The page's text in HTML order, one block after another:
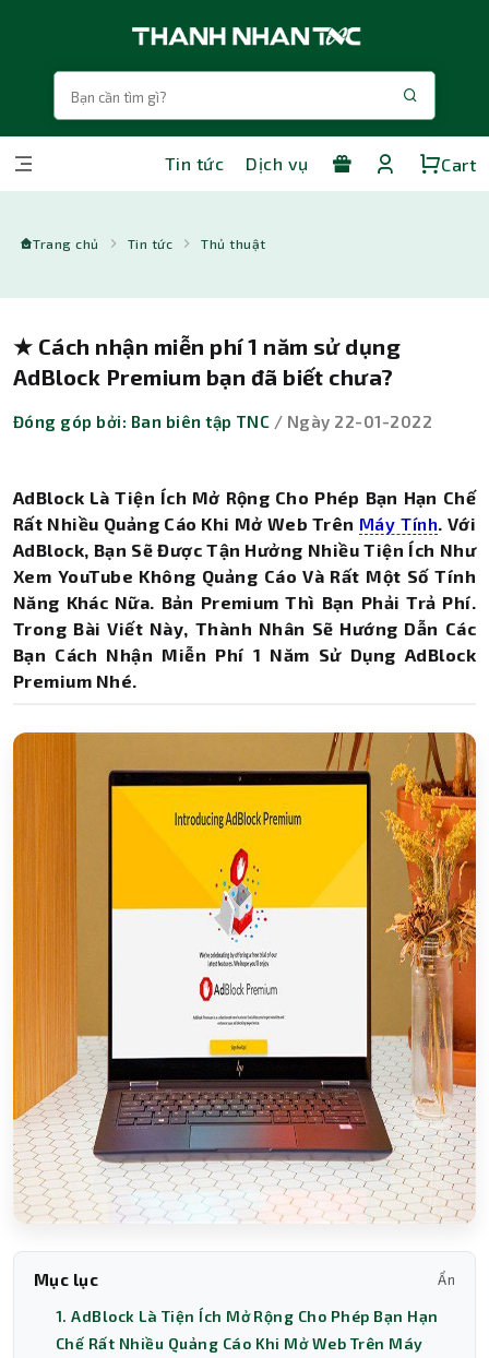
Tin tức Dịch vụ Cart
Trang chủ Tin tức Thủ thuật
★ Cách nhận miễn phí 1 năm sử dụng
AdBlock Premium bạn đã biết chưa?
Đóng góp bởi: Ban biên tập TNC / Ngày 22-01-2022
AdBlock Là Tiện Ích Mở Rộng Cho Phép Bạn Hạn Chế
Rất Nhiều Quảng Cáo Khi Mở Web Trên Máy Tính. Với
AdBlock, Bạn Sẽ Được Tận Hưởng Nhiều Tiện Ích Như
Xem YouTube Không Quảng Cáo Và Rất Một Số Tính
Năng Khác Nữa. Bản Premium Thì Bạn Phải Trả Phí.
Trong Bài Viết Này, Thành Nhân Sẽ Hướng Dẫn Các
Bạn Cách Nhận Miễn Phí 1 Năm Sử Dụng AdBlock
Premium Nhé.
Mục lục Ẩn
1. AdBlock Là Tiện Ích Mở Rộng Cho Phép Bạn Hạn
Chế Rất Nhiều Quảng Cáo Khi Mở Web Trên Máy